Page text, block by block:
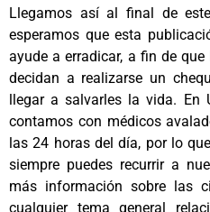
Llegamos así al final de
esperamos que esta
ayude a erradicar, a fin de
decidan a realizarse un
llegar a salvarles la vida. En
contamos con médicos
las 24 horas del día, por lo
siempre puedes recurrir a
más información sobre las
cualquier tema general